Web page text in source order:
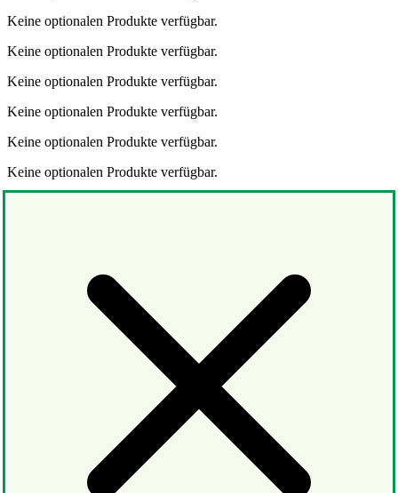
Keine optionalen Produkte verfügbar.
Keine optionalen Produkte verfügbar.
Keine optionalen Produkte verfügbar.
Keine optionalen Produkte verfügbar.
Keine optionalen Produkte verfügbar.
Keine optionalen Produkte verfügbar.